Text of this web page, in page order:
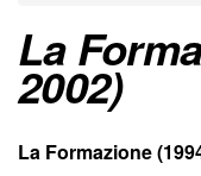
La
2002)
La Formazione